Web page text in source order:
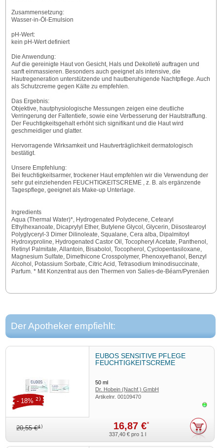
Zusammensetzung:
Wasser-in-Öl-Emulsion
pH-Wert:
kein pH-Wert definiert
Die Anwendung:
Auf die gereinigte Haut von Gesicht, Hals und Dekolleté auftragen und
sanft einmassieren. Besonders auch geeignet als intensive, die
Hautregeneration unterstützende und hautberuhigende Nachtpflege. Auch
als Schutzcreme gegen Kälte zu empfehlen.
Das Ergebnis:
Objektive, hautphysiologische Messungen zeigen eine deutliche
Verringerung der Faltentiefe, sowie eine Verbesserung der Hautstraffung.
Der Feuchtigkeitsgehalt erhöht sich signifikant und die Haut wird
geschmeidiger und glatter.
Hervorragende Wirksamkeit und Hautverträglichkeit dermatologisch
bestätigt.
Unsere Empfehlung:
Bei feuchtigkeitsarmer, trockener Haut empfehlen wir die Verwendung der
sehr gut einziehenden FEUCHTIGKEITSCREME , z. B. als ergänzende
Tagespflege, geeignet als Make-up Unterlage.
Ingredients
Aqua (Thermal Water)*, Hydrogenated Polydecene, Cetearyl
Ethylhexanoate, Dicaprylyl Ether, Butylene Glycol, Glycerin, Diisostearoyl
Polyglyceryl-3 Dimer Dilinoleate, Squalane, Cera alba, Dipalmitoyl
Hydroxyproline, Hydrogenated Castor Oil, Tocopheryl Acetate, Panthenol,
Retinyl Palmitate, Allantoin, Bisabolol, Tocopherol, Cyclopentasiloxane,
Magnesium Sulfate, Dimethicone Crosspolymer, Phenoxyethanol, Benzyl
Alcohol, Potassium Sorbate, Citric Acid, Tetrasodium Iminodisuccinate,
Parfum. * Mit Konzentrat aus den Thermen von Salies-de-Béarn/Pyrenäen
Der Apotheker empfiehlt:
EUBOS SENSITIVE PFLEGE
FEUCHTIGKEITSCREME
50ml
Dr. Hobein (Nachf.) GmbH
Artikelnr.00109470
20,55 €4) 16,87 €*
- 18% 2)
337,40 € pro 1 l